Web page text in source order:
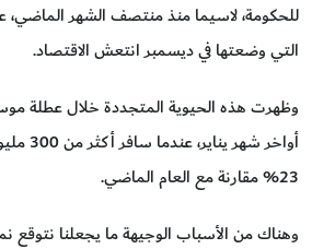
للحكومة، لاسيما منذ منتصف الشهر
التي وضعتها في ديسمبر انتعش الاقتصاد.
وظهرت هذه الحيوية المتجددة خلال عطلة
أواخر
23% مقارنة مع العام الماضي.
وهناك من الأسباب الوجيهة ما يجعلنا نتوقع